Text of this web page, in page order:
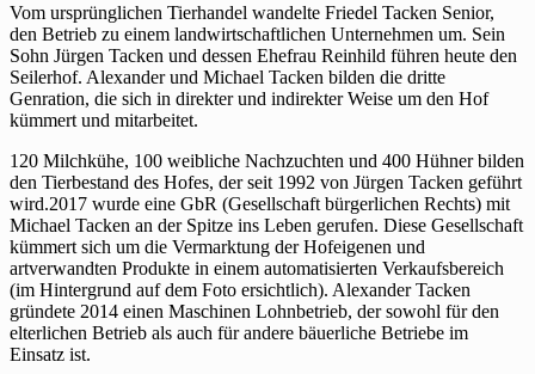
Vom ursprünglichen Tierhandel wandelte Friedel Tacken Senior,
den Betrieb zu einem landwirtschaftlichen Unternehmen um. Sein
Sohn Jürgen Tacken und dessen Ehefrau Reinhild führen heute den
Seilerhof. Alexander und Michael Tacken bilden die dritte
Genration, die sich in direkter und indirekter Weise um den Hof
kümmert und mitarbeitet.
120 Milchkühe, 100 weibliche Nachzuchten und 400 Hühner bilden
den Tierbestand des Hofes, der seit 1992 von Jürgen Tacken geführt
wird.2017 wurde eine GbR (Gesellschaft bürgerlichen Rechts) mit
Michael Tacken an der Spitze ins Leben gerufen. Diese Gesellschaft
kümmert sich um die Vermarktung der Hofeigenen und
artverwandten Produkte in einem automatisierten Verkaufsbereich
(im Hintergrund auf dem Foto ersichtlich). Alexander Tacken
gründete 2014 einen Maschinen Lohnbetrieb, der sowohl für den
elterlichen Betrieb als auch für andere bäuerliche Betriebe im
Einsatz ist.